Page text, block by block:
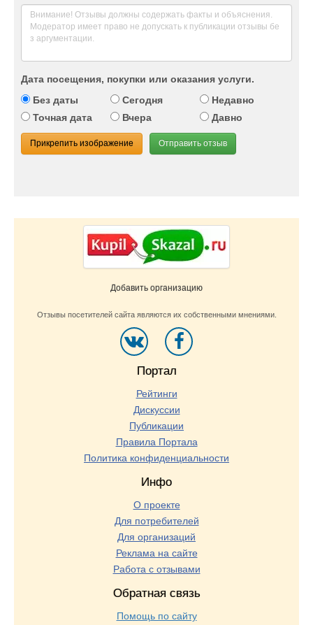
Дата посещения, покупки или оказания услуги.
Без даты
Сегодня
Недавно
Точная дата
Вчера Давно
Прикрепить изображение Отправить отзыв
Добавить организацию
Отзывы посетителей сайта являются их собственными мнениями.
Портал
Рейтинги
Дискуссии
Публикации
Правила Портала
Политика конфиденциальности
Инфо
О проекте
Для потребителей
Для организаций
Реклама на сайте
Работа с отзывами
Обратная связь
Помощь по сайту